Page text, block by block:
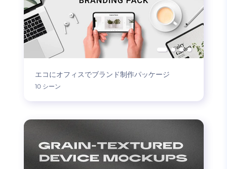
エコにオフィスでブランド制作パッケージ
10 シーン